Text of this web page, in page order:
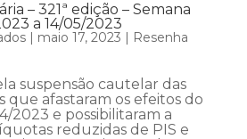
– 321ª edição – Semana
a 14/05/2023
| maio 17, 2023 | Resenha
suspensão cautelar das
que afastaram os efeitos do
2023 e possibilitaram a
reduzidas de PIS e